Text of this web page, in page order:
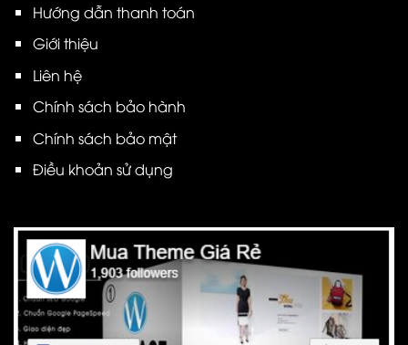
Hướng dẫn thanh toán
Giới thiệu
Liên hệ
Chính sách bảo hành
Chính sách bảo mật
Điều khoản sử dụng